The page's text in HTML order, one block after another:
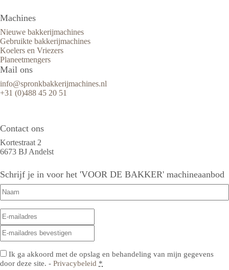
Machines
Nieuwe bakkerijmachines
Gebruikte bakkerijmachines
Koelers en Vriezers
Planeetmengers
Mail ons
info@spronkbakkerijmachines.nl
+31 (0)488 45 20 51
Contact ons
Kortestraat 2
6673 BJ Andelst
Schrijf je in voor het 'VOOR DE BAKKER' machineaanbod
Naam
E-
mailadres(Vereist)
Privacy(Vereist)
Ik ga akkoord met de opslag en behandeling van mijn gegevens
door deze site. - Privacybeleid *